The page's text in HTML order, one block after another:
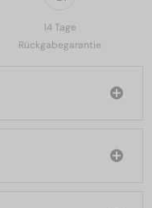
14 Tage
Rückgabegarantie